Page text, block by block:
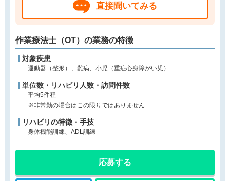
直接聞いてみる
作業療法士（OT）の業務の特徴
対象疾患
運動器（整形）、難病、小児（重症心身障がい児）
単位数・リハビリ人数・訪問件数
平均5件程
※非常勤の場合はこの限りではありません
リハビリの特徴・手技
身体機能訓練、ADL訓練
応募する